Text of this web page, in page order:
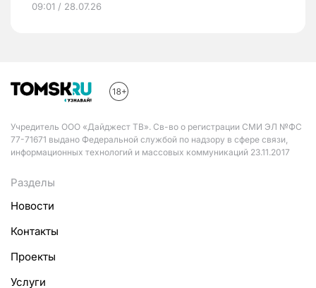
09:01 / 28.07.26
Учредитель ООО «Дайджест ТВ». Св-во о регистрации СМИ ЭЛ №ФС
77-71671 выдано Федеральной службой по надзору в сфере связи,
информационных технологий и массовых коммуникаций 23.11.2017
Разделы
Новости
Контакты
Проекты
Услуги